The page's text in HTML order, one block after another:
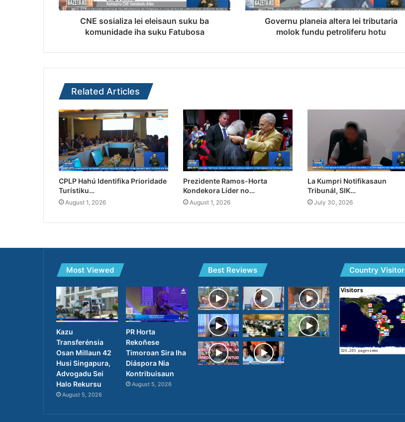
CNE sosializa lei eleisaun suku ba
komunidade iha suku Fatubosa
Governu planeia altera lei tributaria
molok fundu petroliferu hotu
Related Articles
CPLP Hahú Identifika Prioridade
Turístiku…
August 1, 2026
Prezidente Ramos-Horta
Kondekora Líder no…
August 1, 2026
La Kumpri Notifikasaun
Tribunál, SIK…
July 30, 2026
Most Viewed
Kazu
Transferénsia
Osan Millaun 42
Husi Singapura,
Advogadu Sei
Halo Rekursu
August 5, 2026
PR Horta
Rekoñese
Timoroan Sira Iha
Diáspora Nia
Kontribuisaun
August 5, 2026
Best Reviews Country Visitor